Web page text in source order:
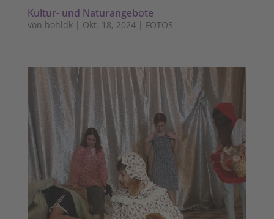
Kultur- und Naturangebote
von bohldk| Okt. 18, 2024| FOTOS